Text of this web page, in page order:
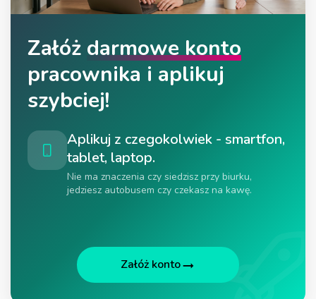
Załóż darmowe konto
pracownika i aplikuj
szybciej!
Aplikuj z czegokolwiek - smartfon,
tablet, laptop.
Nie ma znaczenia czy siedzisz przy biurku,
jedziesz autobusem czy czekasz na kawę.
Załóż konto